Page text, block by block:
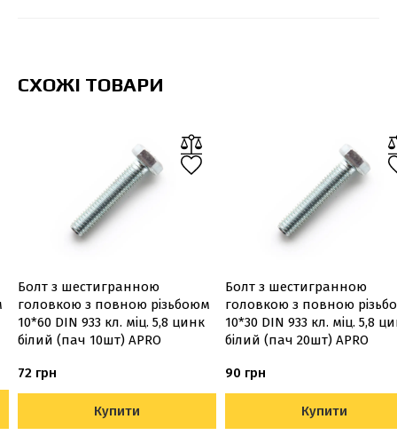
СХОЖІ ТОВАРИ
Болт з шестигранною
головкою з повною різьбоюм
10*60 DIN 933 кл. міц. 5,8 цинк
білий (пач 10шт) APRO
72 грн
Купити
Болт з шестигранною
головкою з повною
10*30 DIN 933 кл. міц. 5,8
білий (пач 20шт) APRO
90 грн
Купити